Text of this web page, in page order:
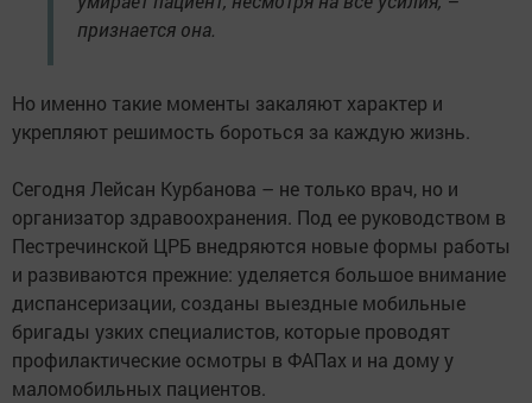
признается она.
Но именно такие моменты закаляют характер и
укрепляют решимость бороться за каждую жизнь.
Сегодня Лейсан Курбанова – не только врач, но и
организатор здравоохранения. Под ее руководством в
Пестречинской ЦРБ внедряются новые формы работы
и развиваются прежние: уделяется большое внимание
диспансеризации, созданы выездные мобильные
бригады узких специалистов, которые проводят
профилактические осмотры в ФАПах и на дому у
маломобильных пациентов.